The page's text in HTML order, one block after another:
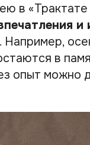
в
и
Например,
в
опыт можно